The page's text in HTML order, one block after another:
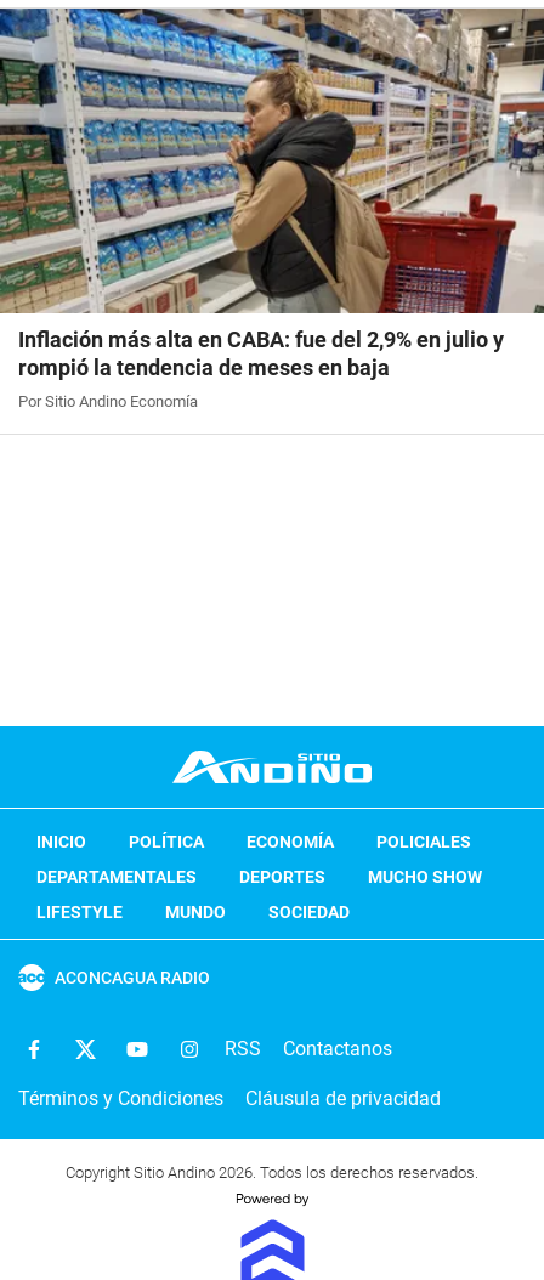
Inflación más alta en CABA: fue del 2,9% en julio y
rompió la tendencia de meses en baja
Por Sitio Andino Economía
INICIO POLÍTICA ECONOMÍA
POLICIALES
DEPARTAMENTALES
DEPORTES
MUCHO SHOW
LIFESTYLE
MUNDO SOCIEDAD
ACONCAGUA RADIO
RSS Contactanos
Términos y Condiciones Cláusula de privacidad
Copyright Sitio Andino 2026. Todos los derechos reservados.